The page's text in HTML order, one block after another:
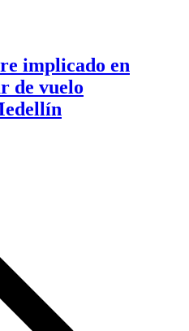
implicado en
de vuelo